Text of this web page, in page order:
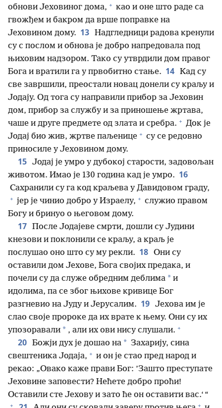
обнови Јеховиног дома, + као и оне што раде са
гвожђем и бакром да врше поправке на
Јеховином дому. 13 Надгледници радова кренули
су с послом и обнова је добро напредовала под
њиховим надзором. Тако су утврдили дом правог
Бога и вратили га у првобитно стање. 14 Кад су
све завршили, преостали новац донели су краљу и
Јодају. Од тога су направили прибор за Јеховин
дом, прибор за службу и за приношење жртава,
чаше и друге предмете од злата и сребра. + Док је
Јодај био жив, жртве паљенице + су се редовно
приносиле у Јеховином дому.
15 Јодај је умро у дубокој старости, задовољан
животом. Имао је 130 година кад је умро. 16
Сахранили су га код краљева у Давидовом граду,
+ јер је чинио добро у Израелу, + служио правом
Богу и бринуо о његовом дому.
17 После Јодајеве смрти, дошли су Јудини
кнезови и поклонили се краљу, а краљ је
послушао оно што су му рекли. 18 Они су
оставили дом Јехове, Бога својих предака, и
почели су да служе обредним деблима * и
идолима, па се због њихове кривице Бог
разгневио на Јуду и Јерусалим. 19 Јехова им је
слао своје пророке да их врате к њему. Они су их
упозоравали * , али их ови нису слушали. +
20 Божји дух је дошао на * Захарију, сина
свештеника Јодаја, + и он је стао пред народ и
рекао: „Овако каже прави Бог: ’Зашто преступате
Јеховине заповести? Нећете добро проћи!
Оставили сте Јехову и зато ће он оставити вас.‘ “
+ +